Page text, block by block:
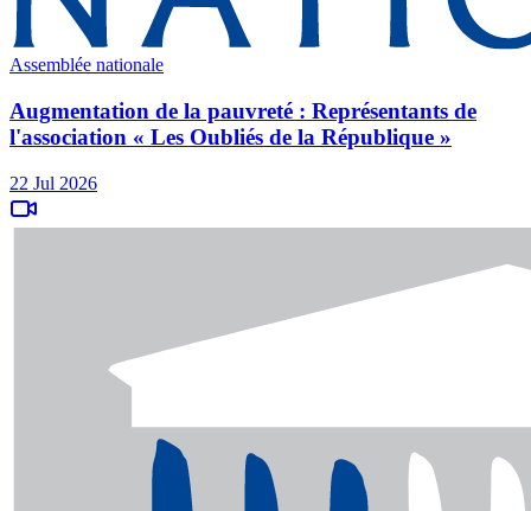
Assemblée nationale
Augmentation de la pauvreté : Représentants de
l'association « Les Oubliés de la République »
22 Jul 2026